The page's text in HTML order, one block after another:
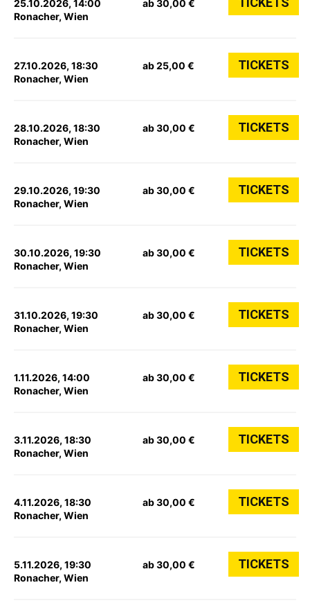
25.10.2026, 14:00
Ronacher, Wien
ab 30,00 €
27.10.2026, 18:30
Ronacher, Wien
ab 25,00 € TICKETS
28.10.2026, 18:30
Ronacher, Wien
ab 30,00 € TICKETS
29.10.2026, 19:30
Ronacher, Wien
ab 30,00 € TICKETS
30.10.2026, 19:30
Ronacher, Wien
ab 30,00 € TICKETS
31.10.2026, 19:30
Ronacher, Wien
ab 30,00 € TICKETS
1.11.2026, 14:00
Ronacher, Wien
ab 30,00 € TICKETS
3.11.2026, 18:30
Ronacher, Wien
ab 30,00 € TICKETS
4.11.2026, 18:30
Ronacher, Wien
ab 30,00 € TICKETS
5.11.2026, 19:30
Ronacher, Wien
ab 30,00 € TICKETS